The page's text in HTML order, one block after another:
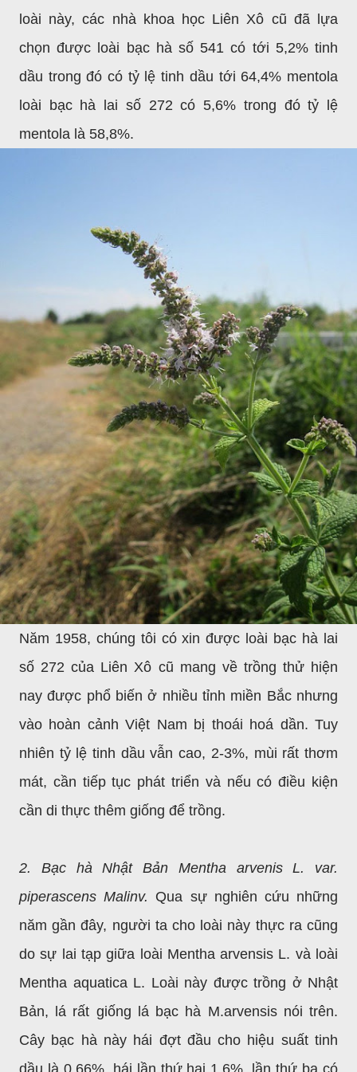
loài này, các nhà khoa học Liên Xô cũ đã lựa
chọn được loài bạc hà số 541 có tới 5,2% tinh
dầu trong đó có tỷ lệ tinh dầu tới 64,4% mentola
loài bạc hà lai số 272 có 5,6% trong đó tỷ lệ
mentola là 58,8%.
Năm 1958, chúng tôi có xin được loài bạc hà lai
số 272 của Liên Xô cũ mang về trồng thử hiện
nay được phổ biến ở nhiều tỉnh miền Bắc nhưng
vào hoàn cảnh Việt Nam bị thoái hoá dần. Tuy
nhiên tỷ lệ tinh dầu vẫn cao, 2-3%, mùi rất thơm
mát, cần tiếp tục phát triển và nếu có điều kiện
cần di thực thêm giống để trồng.
2. Bạc hà Nhật Bản Mentha arvenis L. var.
piperascens Malinv. Qua sự nghiên cứu những
năm gần đây, người ta cho loài này thực ra cũng
do sự lai tạp giữa loài Mentha arvensis L. và loài
Mentha aquatica L. Loài này được trồng ở Nhật
Bản, lá rất giống lá bạc hà M.arvensis nói trên.
Cây bạc hà này hái đợt đầu cho hiệu suất tinh